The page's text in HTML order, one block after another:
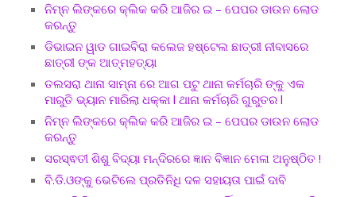
ନିମ୍ନ ଲିଙ୍କରେ କ୍ଲିକ କରି ଆଜିର ଇ – ପେପର ଡାଉନ ଲୋଡ
କରନ୍ତୁ
ଡିଭାଇନ ୱାଡ ଗାଇବିରା କଲେଜ ହଷ୍ଟେଲ ଛାତ୍ରୀ ନୀବାସରେ
ଛାତ୍ରୀ ଙ୍କ ଆତ୍ମହତ୍ୟା
ତଲସରା ଥାନା ସାମ୍ନା ରେ ଆଗ ପଟୁ ଥାନା କର୍ମଚାରି ଙ୍କୁ ଏକ
ମାରୁତି ଭ୍ୟାନ ମାରିଲା ଧକ୍କା l ଥାନା କର୍ମଚାରି ଗୁରୁତର l
ନିମ୍ନ ଲିଙ୍କରେ କ୍ଲିକ କରି ଆଜିର ଇ – ପେପର ଡାଉନ ଲୋଡ
କରନ୍ତୁ
ସରସ୍ଵତୀ ଶିଶୁ ବିଦ୍ୟା ମନ୍ଦିରରେ ଜ୍ଞାନ ବିଜ୍ଞାନ ମେଳା ଅନୁଷ୍ଠିତ !
ବି.ଡି.ଓଙ୍କୁ ଭେଟିଲେ ପ୍ରତିନିଧି ଦଳ ସହାୟତା ପାଇଁ ଦାବି